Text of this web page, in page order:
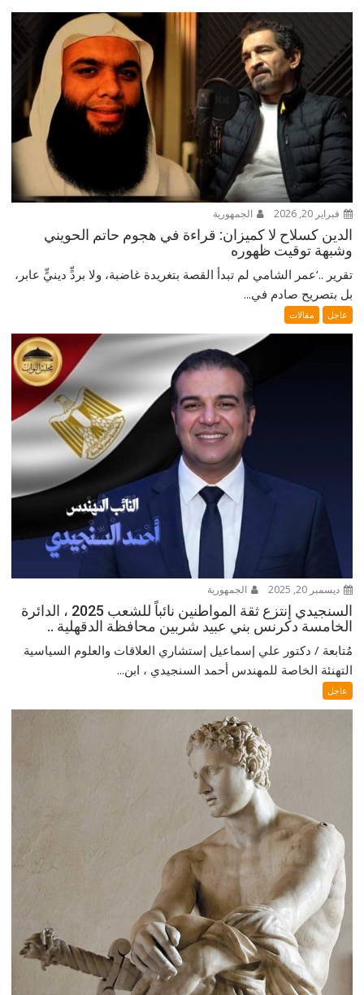
فبراير 20, 2026 الجمهورية
الدين كسلاح لا كميزان: قراءة في هجوم حاتم الحويني
وشبهة توقيت ظهوره
تقرير ..‘عمر الشامي لم تبدأ القصة بتغريدة غاضبة، ولا بردٍّ دينيٍّ عابر،
بل بتصريح صادم في...
عاجل مقالات
ديسمبر 20, 2025 الجمهورية
السنجيدي إنتزع ثقة المواطنين نائباً للشعب 2025 ، الدائرة
الخامسة دكرنس بني عبيد شربين محافظة الدقهلية ..
مُتابعة / دكتور علي إسماعيل إستشاري العلاقات والعلوم السياسية
التهنئة الخاصة للمهندس أحمد السنجيدي ، ابن...
عاجل